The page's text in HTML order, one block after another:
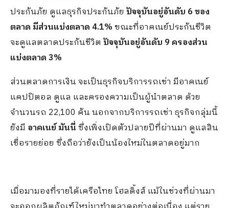
ประกันภัย ดูแลธุรกิจประกันภัย ปัจจุบันอยู่อันดับ 6 ของ
ตลาด มีส่วนแบ่งตลาด 4.1%ขณะที่อาคเนย์ประกันชีวิต
จะดูแลตลาดประกันชีวิต ปัจจุบันอยู่อันดับ 9 ครองส่วน
แบ่งตลาด 3%
ส่วนตลาดการเงิน จะเป็นธุรกิจบริการรถเช่า มีอาคเนย์
แคปปิตอล ดูแล และครองความเป็นผู้นำตลาด ด้วย
จำนวนรถ 22,100 คัน นอกจากบริการรถเช่า ธุรกิจกลุ่มนี้
ยังมี อาคเนย์ มันนี่ซึ่งเพิ่งเปิดตัวปลายปีที่ผ่านมา ดูแลสิน
เชื่อรายย่อย ซึ่งถือว่ายังเป็นน้องใหม่ในตลาดอยู่มาก
เมื่อมามองที่รายได้เครือไทย โฮลดิ้งส์ แม้ในช่วงที่ผ่านมา